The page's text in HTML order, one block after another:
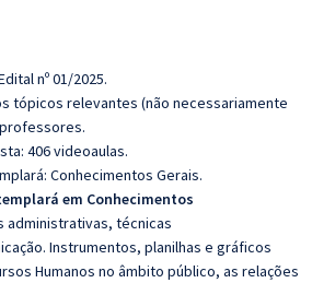
nº 01/2025.
tópicos relevantes (não necessariamente
406 videoaulas.
Conhecimentos Gerais.
em Conhecimentos
administrativas, técnicas
Instrumentos, planilhas e gráficos
Humanos no âmbito público, as relações